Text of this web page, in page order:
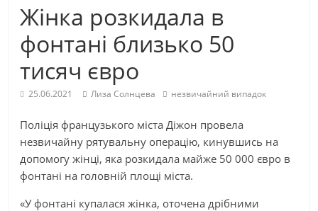
Жінка розкидала в
фонтані близько 50
тисяч євро
25.06.2021 Лиза Солнцева незвичайний випадок
Поліція французького міста Діжон провела
незвичайну рятувальну операцію, кинувшись на
допомогу жінці, яка розкидала майже 50 000 євро в
фонтані на головній площі міста.
«У фонтані купалася жінка, оточена дрібними